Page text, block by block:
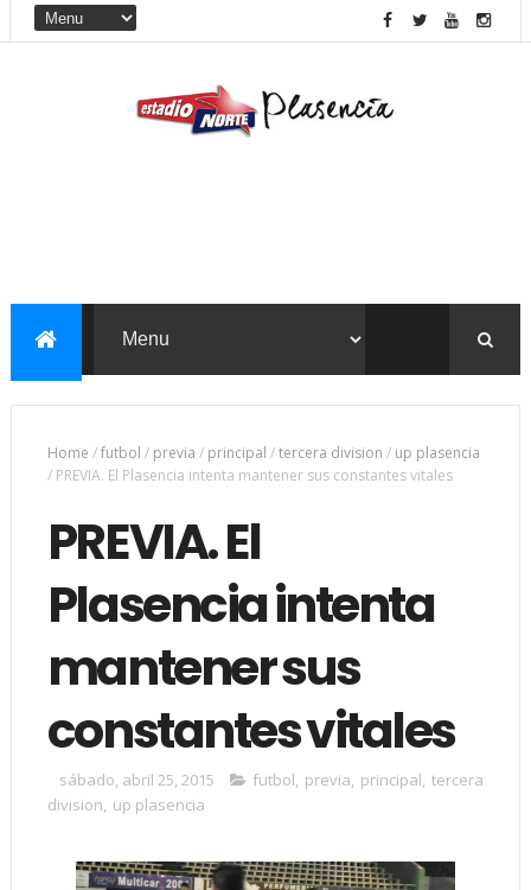
Home /futbol / previa / principal /tercera division / up plasencia
/ PREVIA. El Plasencia intenta mantener sus constantes vitales
PREVIA. El
Plasencia intenta
mantener sus
constantes vitales
sábado, abril 25, 2015 futbol, previa, principal, tercera
division, up plasencia